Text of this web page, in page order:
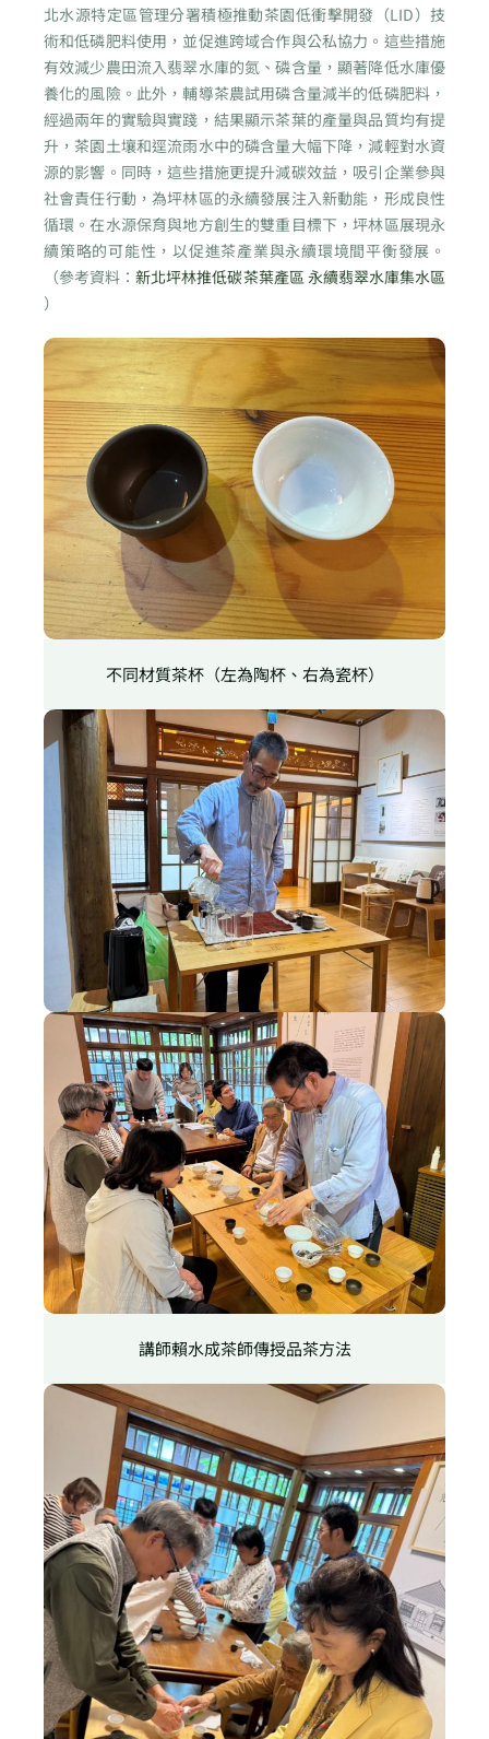
北水源特定區管理分署積極推動茶園低衝擊開發（LID）技
術和低磷肥料使用，並促進跨域合作與公私協力。這些措施
有效減少農田流入翡翠水庫的氮、磷含量，顯著降低水庫優
養化的風險。此外，輔導茶農試用磷含量減半的低磷肥料，
經過兩年的實驗與實踐，結果顯示茶葉的產量與品質均有提
升，茶園土壤和逕流雨水中的磷含量大幅下降，減輕對水資
源的影響。同時，這些措施更提升減碳效益，吸引企業參與
社會責任行動，為坪林區的永續發展注入新動能，形成良性
循環。在水源保育與地方創生的雙重目標下，坪林區展現永
續策略的可能性，以促進茶產業與永續環境間平衡發展。
（參考資料：新北坪林推低碳茶葉產區 永續翡翠水庫集水區
）
不同材質茶杯（左為陶杯、右為瓷杯）
講師賴水成茶師傳授品茶方法